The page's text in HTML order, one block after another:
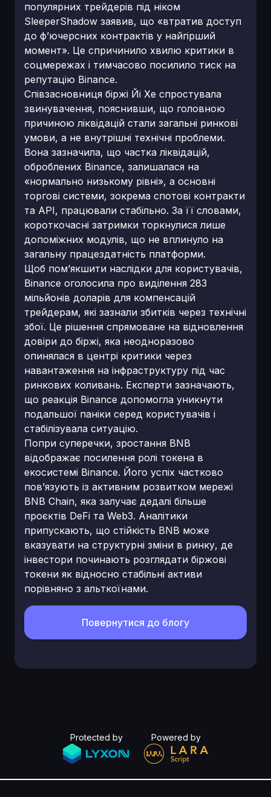
популярних трейдерів під ніком
SleeperShadow заявив, що «втратив доступ
до ф’ючерсних контрактів у найгірший
момент». Це спричинило хвилю критики в
соцмережах і тимчасово посилило тиск на
репутацію Binance.
Співзасновниця біржі Йі Хе спростувала
звинувачення, пояснивши, що головною
причиною ліквідацій стали загальні ринкові
умови, а не внутрішні технічні проблеми.
Вона зазначила, що частка ліквідацій,
оброблених Binance, залишалася на
«нормально низькому рівні», а основні
торгові системи, зокрема спотові контракти
та API, працювали стабільно. За її словами,
короткочасні затримки торкнулися лише
допоміжних модулів, що не вплинуло на
загальну працездатність платформи.
Щоб пом’якшити наслідки для користувачів,
Binance оголосила про виділення 283
мільйонів доларів для компенсацій
трейдерам, які зазнали збитків через технічні
збої. Це рішення спрямоване на відновлення
довіри до біржі, яка неодноразово
опинялася в центрі критики через
навантаження на інфраструктуру під час
ринкових коливань. Експерти зазначають,
що реакція Binance допомогла уникнути
подальшої паніки серед користувачів і
стабілізувала ситуацію.
Попри суперечки, зростання BNB
відображає посилення ролі токена в
екосистемі Binance. Його успіх частково
пов’язують із активним розвитком мережі
BNB Chain, яка залучає дедалі більше
проєктів DeFi та Web3. Аналітики
припускають, що стійкість BNB може
вказувати на структурні зміни в ринку, де
інвестори починають розглядати біржові
токени як відносно стабільні активи
порівняно з альткоїнами.
Повернутися до блогу
Protected by Powered by